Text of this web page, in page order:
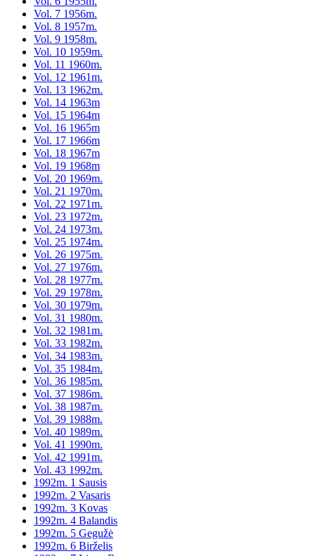
Vol. 7 1956m.
Vol. 8 1957m.
Vol. 9 1958m.
Vol. 10 1959m.
Vol. 11 1960m.
Vol. 12 1961m.
Vol. 13 1962m.
Vol. 14 1963m
Vol. 15 1964m
Vol. 16 1965m
Vol. 17 1966m
Vol. 18 1967m
Vol. 19 1968m
Vol. 20 1969m.
Vol. 21 1970m.
Vol. 22 1971m.
Vol. 23 1972m.
Vol. 24 1973m.
Vol. 25 1974m.
Vol. 26 1975m.
Vol. 27 1976m.
Vol. 28 1977m.
Vol. 29 1978m.
Vol. 30 1979m.
Vol. 31 1980m.
Vol. 32 1981m.
Vol. 33 1982m.
Vol. 34 1983m.
Vol. 35 1984m.
Vol. 36 1985m.
Vol. 37 1986m.
Vol. 38 1987m.
Vol. 39 1988m.
Vol. 40 1989m.
Vol. 41 1990m.
Vol. 42 1991m.
Vol. 43 1992m.
1992m. 1 Sausis
1992m. 2 Vasaris
1992m. 3 Kovas
1992m. 4 Balandis
1992m. 5 Gegužė
1992m. 6 Birželis